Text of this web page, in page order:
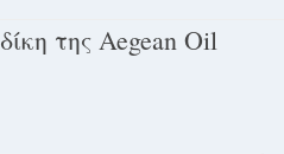
της Aegean Oil